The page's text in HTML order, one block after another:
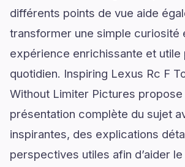
différents points de vue aide
transformer une simple curiosité
expérience enrichissante et utile
quotidien. Inspiring Lexus Rc F
Without Limiter Pictures propose
présentation complète du sujet
inspirantes, des explications
perspectives utiles afin d’aider